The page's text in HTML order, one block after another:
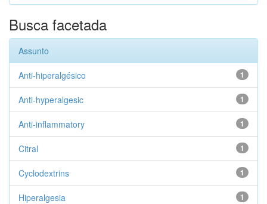
Busca facetada
Assunto
1
Anti-hiperalgésico
1
Anti-hyperalgesic
1
Anti-inflammatory
1
Citral
1
Cyclodextrins
1
Hiperalgesia